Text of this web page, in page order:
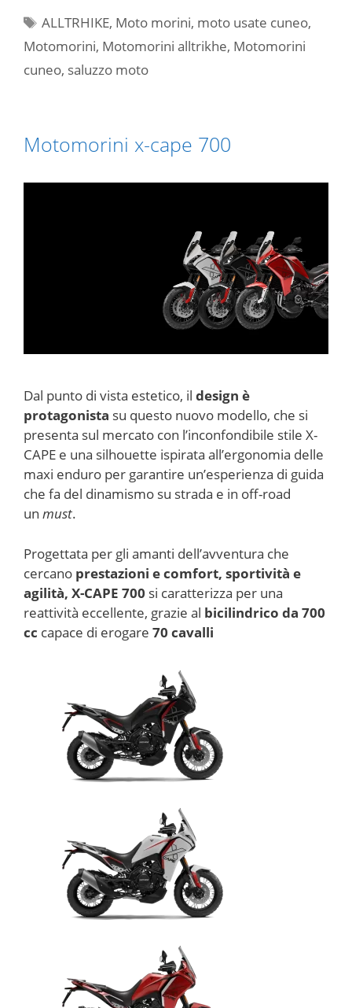
Tag
ALLTRHIKE, Moto morini, moto usate cuneo,
Motomorini, Motomorini alltrikhe, Motomorini
cuneo, saluzzo moto
Motomorini x-cape 700
Dal punto di vista estetico, il design è
protagonista su questo nuovo modello, che si
presenta sul mercato con l’inconfondibile stile X-
CAPE e una silhouette ispirata all’ergonomia delle
maxi enduro per garantire un’esperienza di guida
che fa del dinamismo su strada e in off-road
un must.
Progettata per gli amanti dell’avventura che
cercano prestazioni ecomfort, sportività e
agilità, X-CAPE 700 si caratterizza per una
reattività eccellente, grazie al bicilindrico da 700
cc capace di erogare 70 cavalli